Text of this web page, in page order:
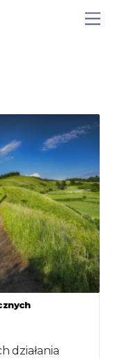
działania